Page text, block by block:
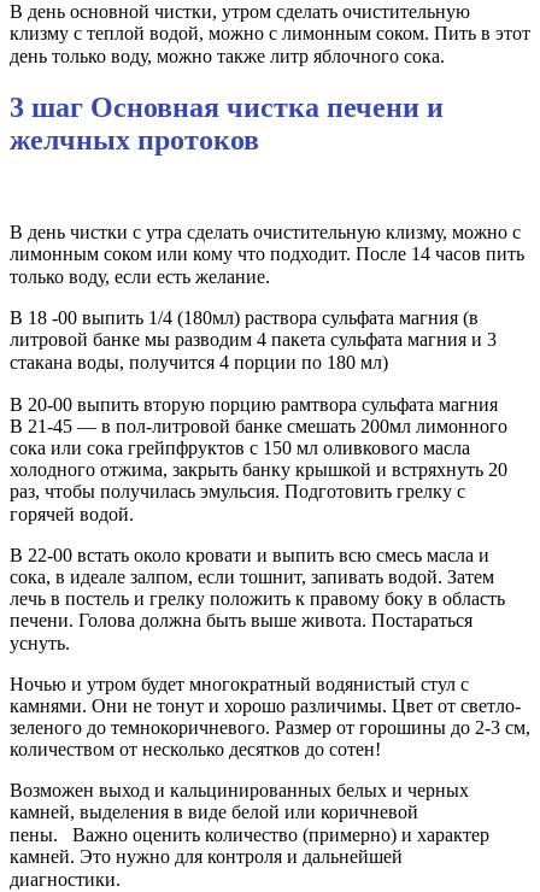
В день основной чистки, утром сделать очистительную
клизму с теплой водой, можно с лимонным соком. Пить в этот
день только воду, можно также литр яблочного сока.⠀
3 шаг Основная чистка печени и
желчных протоков
В день чистки с утра сделать очистительную клизму, можно с
лимонным соком или кому что подходит. После 14 часов пить
только воду, если есть желание.⠀
В 18 -00 выпить 1/4 (180мл) раствора сульфата магния (в
литровой банке мы разводим 4 пакета сульфата магния и 3
стакана воды, получится 4 порции по 180 мл)⠀
В 20-00 выпить вторую порцию рамтвора сульфата магния⠀
В 21-45 — в пол-литровой банке смешать 200мл лимонного
сока или сока грейпфруктов с 150 мл оливкового масла
холодного отжима, закрыть банку крышкой и встряхнуть 20
раз, чтобы получилась эмульсия. Подготовить грелку с
горячей водой.⠀
В 22-00 встать около кровати и выпить всю смесь масла и
сока, в идеале залпом, если тошнит, запивать водой. Затем
лечь в постель и грелку положить к правому боку в область
печени. Голова должна быть выше живота. Постараться
уснуть.⠀
Ночью и утром будет многократный водянистый стул с
камнями. Они не тонут и хорошо различимы. Цвет от светло-
зеленого до темнокоричневого. Размер от горошины до 2-3 см,
количеством от несколько десятков до сотен!
Возможен выход и кальцинированных белых и черных
камней, выделения в виде белой или коричневой
пены.⠀Важно оценить количество (примерно) и характер
камней. Это нужно для контроля и дальнейшей
диагностики.⠀